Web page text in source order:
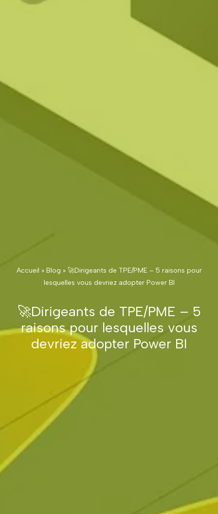
Accueil » Blog » 🚀Dirigeants de TPE/PME – 5 raisons pour
lesquelles vous devriez adopter Power BI
🚀Dirigeants de TPE/PME – 5
raisons pour lesquelles vous
devriez adopter Power BI